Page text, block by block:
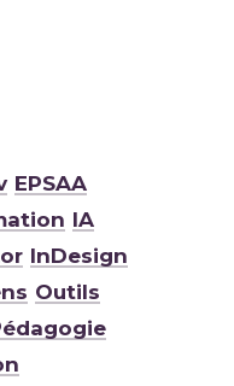
EPSAA
IA
InDesign
Outils